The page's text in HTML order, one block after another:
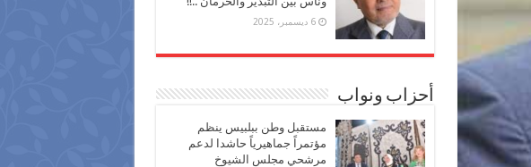
6 ديسمبر، 2025
أحزاب ونواب
مستقبل وطن ببلبيس ينظم
مؤتمراً جماهيرياً حاشدا لدعم
مرشحي مجلس الشيوخ